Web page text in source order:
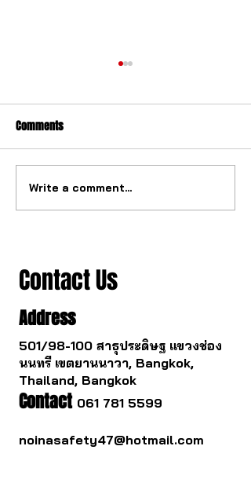
The watch industry is about
to change.
Comments
Write a comment...
Contact Us
Address
501/98-100 สาธุประดิษฐ แขวงช่อง
นนทรี เขตยานนาวา, Bangkok,
Thailand, Bangkok
Contact 061 781 5599
noinasafety47@hotmail.com